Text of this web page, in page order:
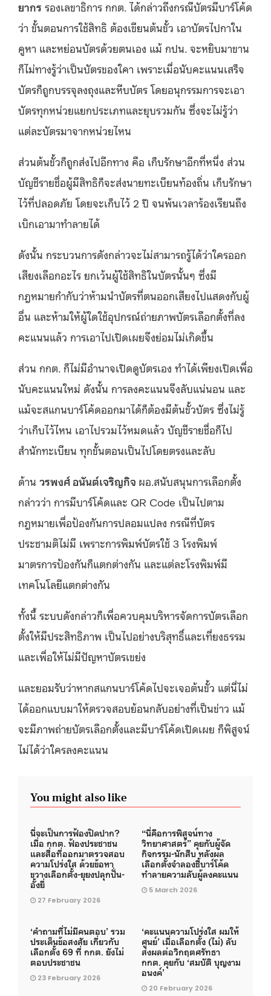
ยากร รองเลขาธิการ กกต. ได้กล่าวถึงกรณีบัตรมีบาร์โค้ด
ว่า ขั้นตอนการใช้สิทธิ ต้องเขียนต้นขั้ว เอาบัตรไปกาใน
คูหา และหย่อนบัตรด้วยตนเอง แม้ กปน. จะหยิบมาขาน
ก็ไม่ทางรู้ว่าเป็นบัตรของใคา เพราะเมื่อนับคะแนนเสร็จ
บัตรก็ถูกบรรจุลงถุงและหีบบัตร โดยอนุกรรมการจะเอา
บัตรทุกหน่วยแยกประเภทและยุบรวมกัน ซึ่งจะไม่รู้ว่า
แต่ละบัตรมาจากหน่วยไหน
ส่วนต้นขั้วก็ถูกส่งไปอีกทาง คือ เก็บรักษาอีกที่หนึ่ง ส่วน
บัญชีรายชื่อผู้มีสิทธิก็จะส่งนายทะเบียนท้องถิ่น เก็บรักษา
ไว้ที่ปลอดภัย โดยจะเก็บไว้ 2 ปี จนพ้นเวลาร้องเรียนถึง
เบิกเอามาทำลายได้
ดังนั้น กระบวนการดังกล่าวจะไม่สามารถรู้ได้ว่าใครออก
เสียงเลือกอะไร ยกเว้นผู้ใช้สิทธิในบัตรนั้นๆ ซึ่งมี
กฎหมายกำกับว่าห้ามนำบัตรที่ตนออกเสียงไปแสดงกับผู้
อื่น และห้ามให้ผู้ใดใช้อุปกรณ์ถ่ายภาพบัตรเลือกตั้งที่ลง
คะแนนแล้ว การเอาไปเปิดเผยจึงย่อมไม่เกิดขึ้น
ส่วน กกต. ก็ไม่มีอำนาจเปิดดูบัตรเอง ทำได้เพียงเปิดเพื่อ
นับคะแนนใหม่ ดังนั้น การลงคะแนนจึงลับแน่นอน และ
แม้จะสแกนบาร์โค้ดออกมาได้ก็ต้องมีต้นขั้วบัตร ซึ่งไม่รู้
ว่าเก็บไว้ไหน เอาไปรวมไว้หมดแล้ว บัญชีรายชื่อก็ไป
สำนักทะเบียน ทุกขั้นตอนเป็นไปโดยตรงและลับ
ด้าน วรพงศ์ อนันต์เจริญกิจ ผอ.สนับสนุนการเลือกตั้ง
กล่าวว่า การมีบาร์โค้ดและ QR Code เป็นไปตาม
กฎหมายเพื่อป้องกันการปลอมแปลง กรณีที่บัตร
ประชามติไม่มี เพราะการพิมพ์บัตรใช้ 3 โรงพิมพ์
มาตรการป้องกันก็แตกต่างกัน และแต่ละโรงพิมพ์มี
เทคโนโลยีแตกต่างกัน
ทั้งนี้ ระบบดังกล่าวก็เพื่อควบคุมบริหารจัดการบัตรเลือก
ตั้งให้มีประสิทธิภาพ เป็นไปอย่างบริสุทธิ์และเที่ยงธรรม
และเพื่อให้ไม่มีปัญหาบัตรเขย่ง
และยอมรับว่าหากสแกนบาร์โค้ดไปจะเจอต้นขั้ว แต่นี่ไม่
ได้ออกแบบมาให้ตรวจสอบย้อนกลับอย่างที่เป็นข่าว แม้
จะมีภาพถ่ายบัตรเลือกตั้งและมีบาร์โค้ดเปิดเผย ก็พิสูจน์
ไม่ได้ว่าใครลงคะแนน
You might also like
นี่จะเป็นการฟ้องปิดปาก?
เมื่อ กกต. ฟ้องประชาชน
และสื่อที่ออกมาตรวจสอบ
ความโปร่งใส ด้วยข้อหา
ขวางเลือกตั้ง-ยุยงปลุกปั่น-
อั้งยี่
27 February 2026
“นี่คือการพิสูจน์ทาง
วิทยาศาสตร์” คุยกับผู้จัด
กิจกรรม-นักสืบ หลังผล
เลือกตั้งจำลองชี้บาร์โค้ด
ทำลายความลับผู้ลงคะแนน
5 March 2026
‘คำถามที่ไม่มีคนตอบ’ รวม
ประเด็นข้อสงสัย เกี่ยวกับ
เลือกตั้ง 69 ที่ กกต. ยังไม่
ตอบประชาชน
23 February 2026
‘คะแนนความโปร่งใส ผมให้
ศูนย์’ เมื่อเลือกตั้ง (ไม่) ลับ
ส่งผลต่อวิกฤตศรัทธา
กกต. คุยกับ ‘สมบัติ บุญงาม
อนงค์’
20 February 2026